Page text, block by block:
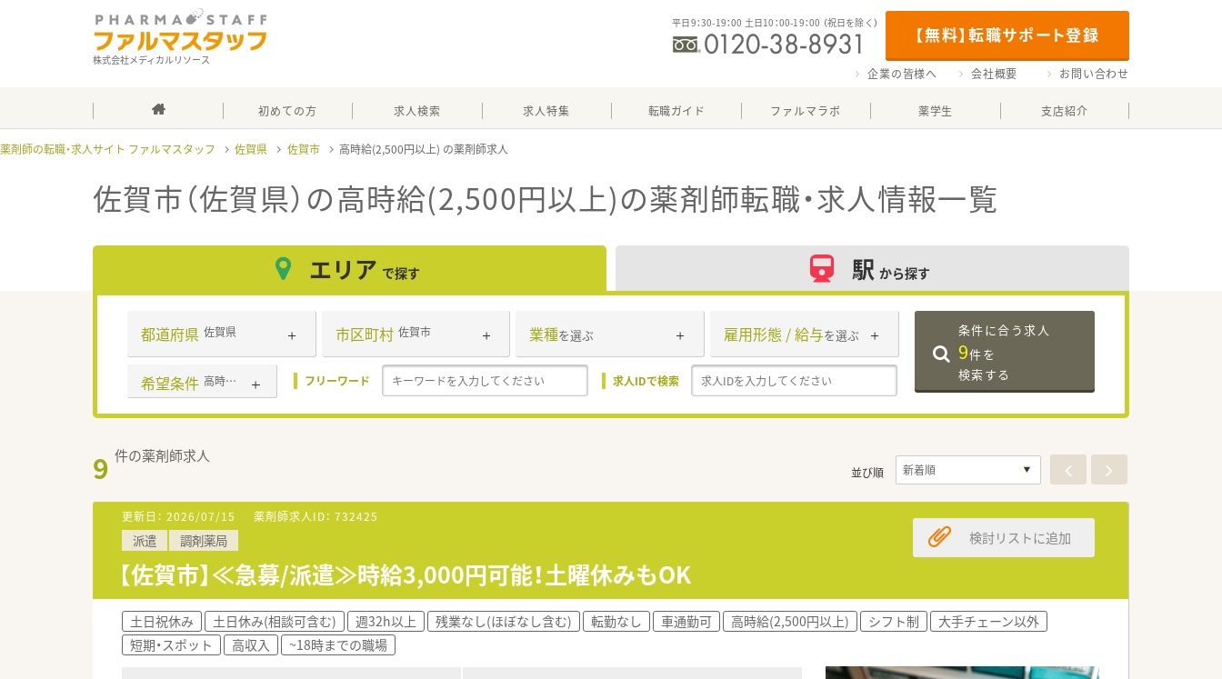
株式会社メディカルリソース
【無料】転職サポート登録
平日9：30-19：00 土日10：00-19：00 （祝日を除く）
企業の皆様へ 会社概要 お問い合わせ
初めての方 求人検索 求人特集 転職ガイド ファルマラボ 薬学生 支店紹介
薬剤師の転職・求人サイト ファルマスタッフ 佐賀県 佐賀市 高時給(2,500円以上)
佐賀市（佐賀県）の高時給(2,500円以上)の薬剤師転職・求人情報一覧
エリア で探す 駅 から探す
都道府県 佐賀県 市区町村 佐賀市 業種を選ぶ 雇用形態 / 給与を選ぶ
希望条件 高時給(2,500円以上) フリーワード 求人IDで検索
条件に合う求人
9件を
検索する
9 件の薬剤師求人
並び順
更新日： 2026/07/15 薬剤師求人ID： 732425
派遣 調剤薬局
【佐賀市】≪急募/派遣≫時給3,000円可能！土曜休みもOK
検討リストに追加
土日祝休み 土日休み(相談可含む) 週32h以上 残業なし(ほぼなし含む) 転勤なし 車通勤可 高時給(2,500円以上) シフト制
大手チェーン以外
短期・スポット
高収入 ~18時までの職場